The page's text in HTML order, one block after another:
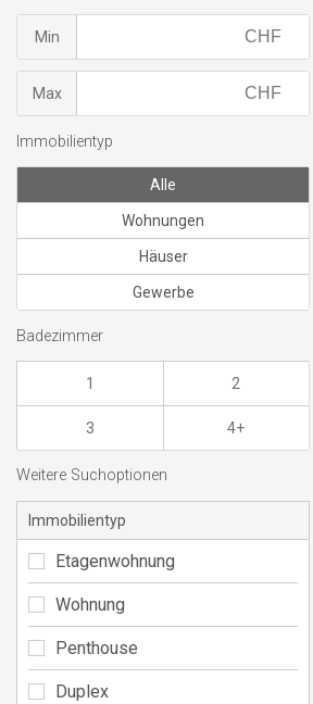
Min
Max
Immobilientyp
Alle
Wohnungen
Häuser
Gewerbe
Badezimmer
1 2
3 4+
Weitere Suchoptionen
Immobilientyp
Etagenwohnung
Wohnung
Penthouse
Duplex